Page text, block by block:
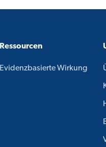
Ressourcen
Evidenzbasierte Wirkung